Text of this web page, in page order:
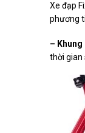
Xe đạp
phương
– Khung
thời gian